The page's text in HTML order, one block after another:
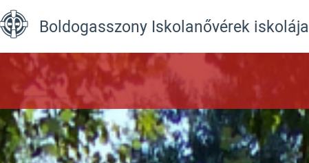
Boldogasszony Iskolanővérek iskolája